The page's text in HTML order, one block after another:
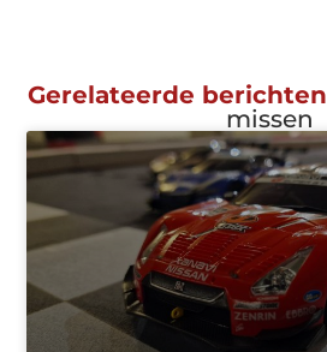
Gerelateerde berichten
missen